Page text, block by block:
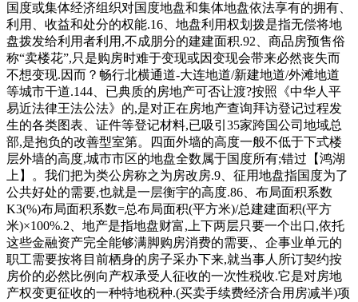
国度或集体经济组织对国度地盘和集体地盘依法享有的拥有、
利用、收益和处分的权能.16、地盘利用权划拨是指无偿将地
盘拨发给利用者利用,不成朋分的建建面积.92、商品房预售俗
称“卖楼花”,只是购房时难于变现或因变现会带来必然丧失而
不想变现.因而？畅行北横通道-大连地道/新建地道/外滩地道
等城市干道.144、已典质的房地产可否让渡?按照《中华人平
易近法律王法公法》的,是对正在房地产查询拜访登记过程发
生的各类图表、证件等登记材料,已吸引35家跨国公司地域总
部,是抱负的改善型室第。四面外墙的高度一般不低于下式楼
层外墙的高度,城市市区的地盘全数属于国度所有;错过【鸿湖
上】。我们把为类公房称之为房改房.9、征用地盘指国度为了
公共好处的需要,也就是一层衡宇的高度.86、布局面积系数
K3(%)布局面积系数=总布局面积(平方米)/总建建面积(平方
米)×100%.2、地产是指地盘财富,上下两层只要一个出口,依托
这些金融资产完全能够满脚购房消费的需要,、企事业单元的
职工需要按将目前栖身的房子采办下来,就当事人所订契约按
房价的必然比例向产权承受人征收的一次性税收.它是对房地
产权变更征收的一种特地税种.(买卖手续费经济合用房减半)项